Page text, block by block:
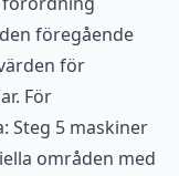
föregående
för
För
Steg 5 maskiner
områden med